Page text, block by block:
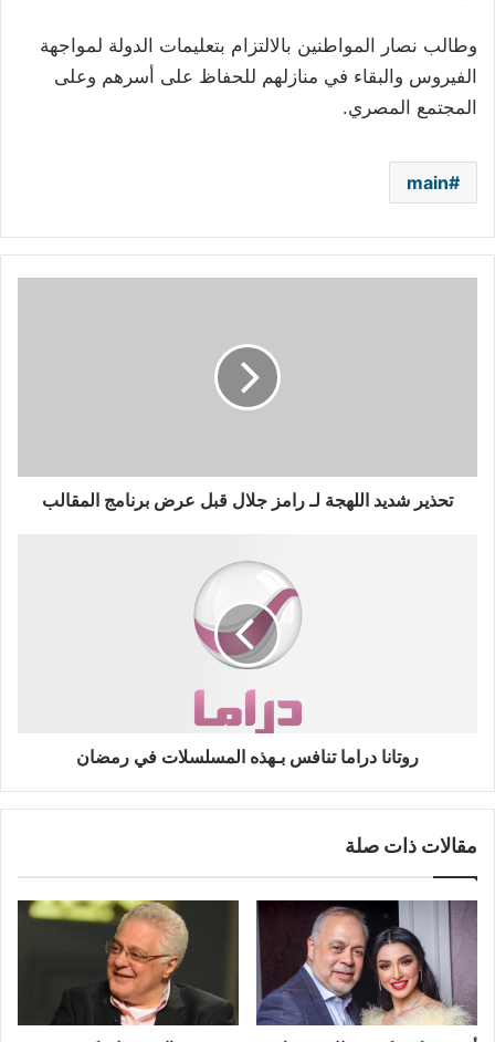
وطالب نصار المواطنين بالالتزام بتعليمات الدولة لمواجهة
الفيروس والبقاء في منازلهم للحفاظ على أسرهم وعلى
المجتمع المصري.
main
برنامج
المقالب
تحذير شديد اللهجة لـ رامز جلال قبل عرض برنامج المقالب
روتانا دراما تنافس بـهذه المسلسلات في رمضان
مقالات ذات صلة